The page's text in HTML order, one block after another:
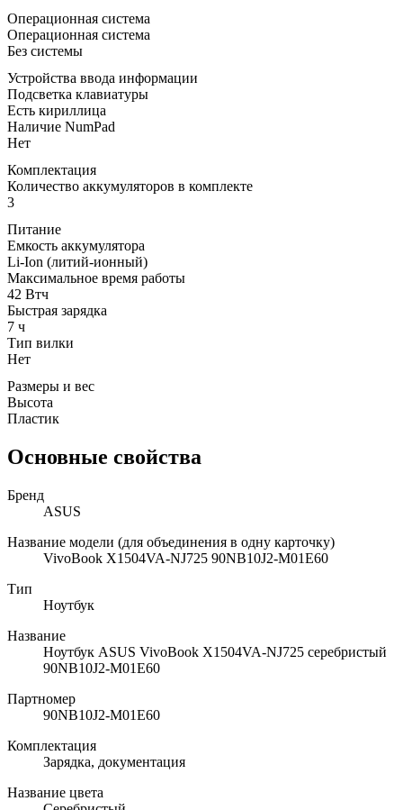
Операционная система
Операционная система
Без системы
Устройства ввода информации
Подсветка клавиатуры
Есть кириллица
Наличие NumPad
Нет
Комплектация
Количество аккумуляторов в комплекте
3
Питание
Емкость аккумулятора
Li-Ion (литий-ионный)
Максимальное время работы
42 Втч
Быстрая зарядка
7 ч
Тип вилки
Нет
Размеры и вес
Высота
Пластик
Основные свойства
Бренд
ASUS
Название модели (для объединения в одну карточку)
VivoBook X1504VA-NJ725 90NB10J2-M01E60
Тип
Ноутбук
Название
Ноутбук ASUS VivoBook X1504VA-NJ725 серебристый
90NB10J2-M01E60
Партномер
90NB10J2-M01E60
Комплектация
Зарядка, документация
Название цвета